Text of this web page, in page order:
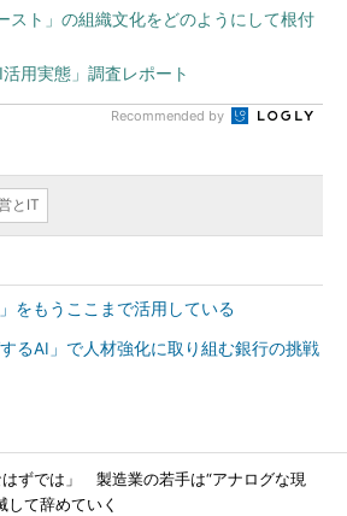
スト」の組織文化をどのようにして根付
活用実態」調査レポート
Recommended by
とIT
をもうここまで活用している
るAI」で人材強化に取り組む銀行の挑戦
はずでは」 製造業の若手は“アナログな現
して辞めていく